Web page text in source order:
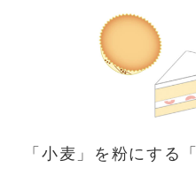
「小麦」を粉にする